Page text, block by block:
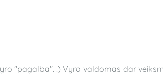
"pagalba". :) Vyro valdomas dar